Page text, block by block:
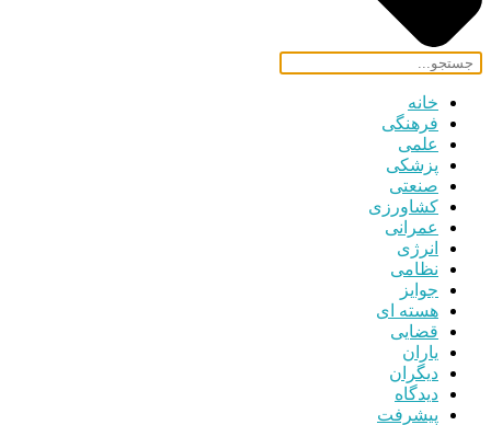
خانه
فرهنگی
علمی
پزشکی
صنعتی
کشاورزی
عمرانی
انرژی
نظامی
جوایز
هسته ای
قضایی
یاران
دیگران
دیدگاه
پیشرفت